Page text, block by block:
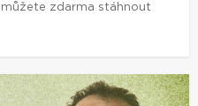
zdarma stáhnout